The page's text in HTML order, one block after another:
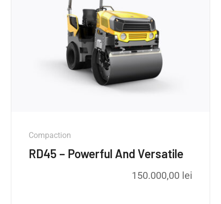
Compaction
RD45 – Powerful And Versatile
150.000,00 lei